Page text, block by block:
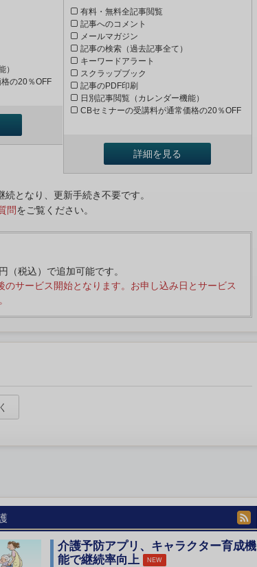
）
の20％OFF
有料・無料全記事閲覧
記事へのコメント
メールマガジン
記事の検索（過去記事全て）
キーワードアラート
スクラップブック
記事のPDF印刷
日別記事閲覧（カレンダー機能）
CBセミナーの受講料が通常価格の20％OFF
詳細を見る
となり、更新手続き不要です。
問をご覧ください。
税込）で追加可能です。
サービス開始となります。お申し込み日とサービス
介護予防アプリ、キャラクター育成機
能で継続率向上
NEW